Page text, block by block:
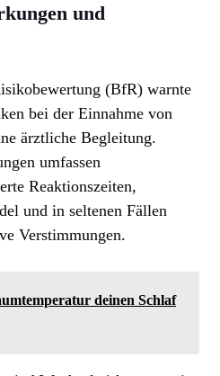
und
(BfR) warnte
bei der Einnahme von
ärztliche Begleitung.
umfassen
Reaktionszeiten,
und in seltenen Fällen
Verstimmungen.
deinen Schlaf